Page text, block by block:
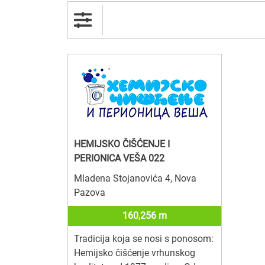
HEMIJSKO ČIŠĆENJE I
PERIONICA VEŠA 022
Mladena Stojanovića 4, Nova
Pazova
160,256 m
Tradicija koja se nosi s ponosom:
Hemijsko čišćenje vrhunskog